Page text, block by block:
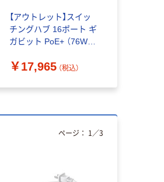
【アウトレット】スイッ
チングハブ 16ポート ギ
ガビット PoE+ （76W）
マウント 静音 設定不要
￥17,965 （税込）
ページ： 1 ／3